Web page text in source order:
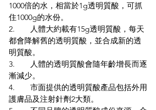
1000倍的水，相當於1g透明質酸，可抓
住1000g的水份。
2.        人體大約載有15g透明質酸，每天
都會降解舊的透明質酸，並合成新的透
明質酸。
3.        人體的透明質酸會隨年齡增長而逐
漸減少。
4.        市面提供的透明質酸產品包括外用
護膚品及注射針劑2大類。